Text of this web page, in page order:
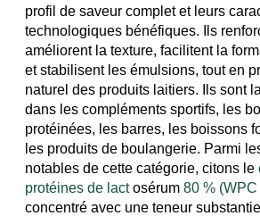
profil de saveur complet et leurs
technologiques bénéfiques. Ils
améliorent la texture, facilitent la
et stabilisent les émulsions, tout en
naturel des produits laitiers. Ils sont
dans les compléments sportifs, les
protéinées, les barres, les boissons
les produits de boulangerie. Parmi
notables de cette catégorie, citons le
protéines de lactosérum 80 % (WPC
concentré avec une teneur